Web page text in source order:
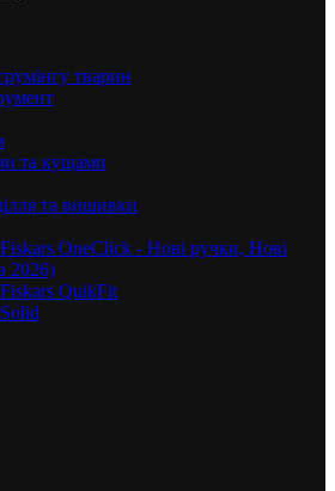
тварин
та кущами
та вишивки
OneClick - Нові ручки, Нові
2026)
QuikFit